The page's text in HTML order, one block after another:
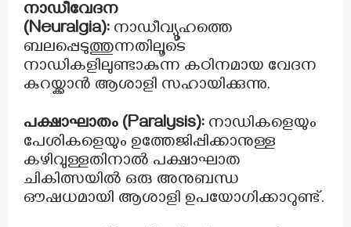
നാഡീവേദന
(Neuralgia): നാഡീവ്യൂഹത്തെ
ബലപ്പെടുത്തുന്നതിലൂടെ
നാഡികളിലുണ്ടാകുന്ന കഠിനമായ വേദന
കുറയ്ക്കാൻ ആശാളി സഹായിക്കുന്നു.
പക്ഷാഘാതം (Paralysis): നാഡികളെയും
പേശികളെയും ഉത്തേജിപ്പിക്കാനുള്ള
കഴിവുള്ളതിനാൽ പക്ഷാഘാത
ചികിത്സയിൽ ഒരു അനുബന്ധ
ഔഷധമായി ആശാളി ഉപയോഗിക്കാറുണ്ട്.